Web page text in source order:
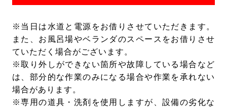
※当日は水道と電源をお借りさせていただきます。
また、お風呂場やベランダのスペースをお借りさせ
ていただく場合がございます。
※取り外しができない箇所や故障している場合など
は、部分的な作業のみになる場合や作業を承れない
場合があります。
※専用の道具・洗剤を使用しますが、設備の劣化な